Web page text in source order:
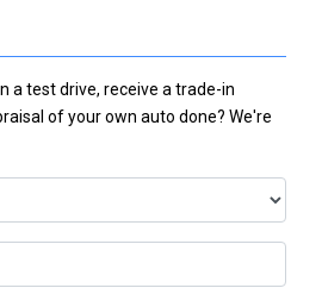
a test drive, receive a trade-in
of your own auto done? We're